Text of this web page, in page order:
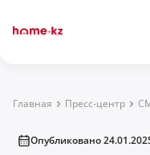
Главная Пресс-центр
Опубликовано